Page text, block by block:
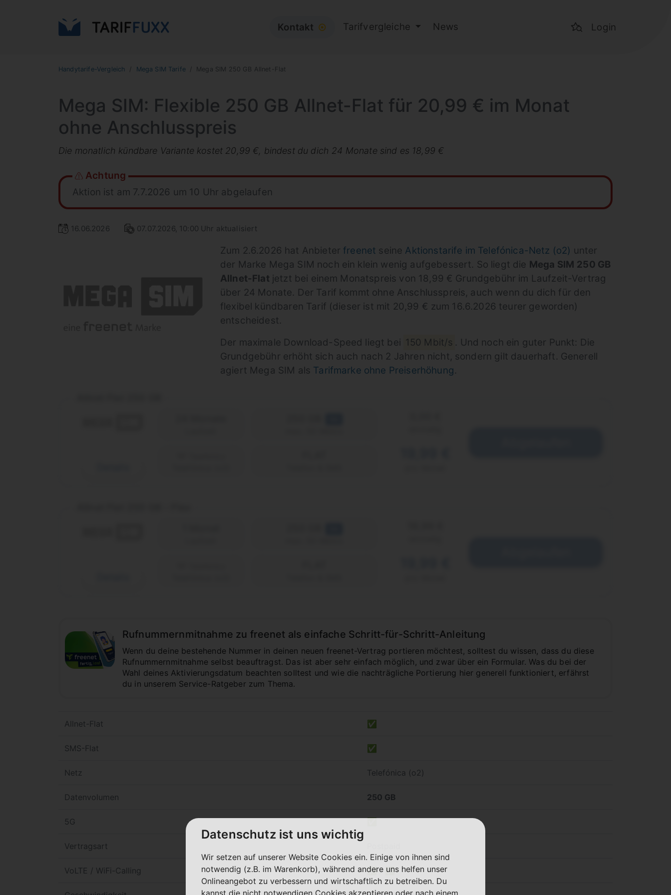
Kontakt ⦿ Tarifvergleiche News Login
Handytarife-Vergleich Mega SIM Tarife Mega SIM 250 GB Allnet-Flat
Mega SIM: Flexible 250 GB Allnet-Flat für 20,99 € im Monat
ohne Anschlusspreis
Die monatlich kündbare Variante kostet 20,99 €, bindest du dich 24 Monate sind es 18,99 €
Achtung
Aktion ist am 7.7.2026 um 10 Uhr abgelaufen
16.06.2026 07.07.2026, 10:00 Uhr aktualisiert
Zum 2.6.2026 hat Anbieter freenet seine Aktionstarife im Telefónica-Netz (o2) unter
der Marke Mega SIM noch ein klein wenig aufgebessert. So liegt die Mega SIM 250 GB
Allnet-Flat jetzt bei einem Monatspreis von 18,99 € Grundgebühr im Laufzeit-Vertrag
über 24 Monate. Der Tarif kommt ohne Anschlusspreis, auch wenn du dich für den
flexibel kündbaren Tarif (dieser ist mit 20,99 € zum 16.6.2026 teurer geworden)
entscheidest.
Der maximale Download-Speed liegt bei 150 Mbit/s . Und noch ein guter Punkt: Die
Grundgebühr erhöht sich auch nach 2 Jahren nicht, sondern gilt dauerhaft. Generell
agiert Mega SIM als Tarifmarke ohne Preiserhöhung.
Rufnummernmitnahme zu freenet als einfache Schritt-für-Schritt-Anleitung
Wenn du deine bestehende Nummer in deinen neuen freenet-Vertrag portieren möchtest, solltest du wissen, dass du diese
Rufnummernmitnahme selbst beauftragst. Das ist aber sehr einfach möglich, und zwar über ein Formular. Was du bei der
Wahl deines Aktivierungsdatum beachten solltest und wie die nachträgliche Portierung hier generell funktioniert, erfährst
du in unserem Service-Ratgeber zum Thema.
Allnet-Flat ✅
SMS-Flat ✅
Netz Telefónica (o2)
Datenvolumen 250 GB
5G
Vertragsart
VoLTE / WiFi-Calling ✅ / ✅
Datenschutz ist uns wichtig
Wir setzen auf unserer Website Cookies ein. Einige von ihnen sind
notwendig (z.B. im Warenkorb), während andere uns helfen unser
Onlineangebot zu verbessern und wirtschaftlich zu betreiben. Du
kannst die nicht notwendigen Cookies akzeptieren oder nach einem